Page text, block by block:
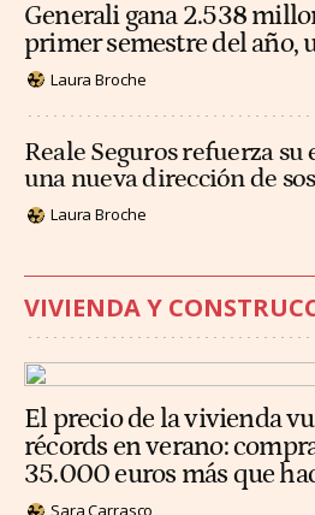
Generali gana 2.538
primer semestre del año,
Laura Broche
Reale Seguros refuerza su
una nueva dirección de
Laura Broche
VIVIENDA Y
El precio de la vivienda
récords en verano:
35.000 euros más que
Sara Carrasco